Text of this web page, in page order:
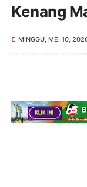
Kenang
MINGGU, MEI 10,